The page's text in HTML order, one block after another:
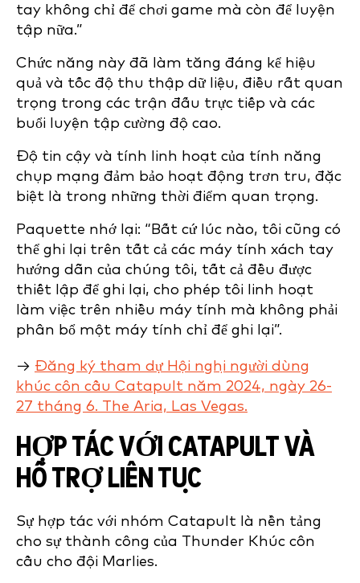
tay không chỉ để chơi game mà còn để luyện
tập nữa.”
Chức năng này đã làm tăng đáng kể hiệu
quả và tốc độ thu thập dữ liệu, điều rất quan
trọng trong các trận đấu trực tiếp và các
buổi luyện tập cường độ cao.
Độ tin cậy và tính linh hoạt của tính năng
chụp mạng đảm bảo hoạt động trơn tru, đặc
biệt là trong những thời điểm quan trọng.
Paquette nhớ lại: “Bất cứ lúc nào, tôi cũng có
thể ghi lại trên tất cả các máy tính xách tay
hướng dẫn của chúng tôi, tất cả đều được
thiết lập để ghi lại, cho phép tôi linh hoạt
làm việc trên nhiều máy tính mà không phải
phân bổ một máy tính chỉ để ghi lại”.
→ Đăng ký tham dự Hội nghị người dùng
khúc côn cầu Catapult năm 2024, ngày 26-
27 tháng 6. The Aria, Las Vegas.
HỢP TÁC VỚI CATAPULT VÀ
HỖ TRỢ LIÊN TỤC
Sự hợp tác với nhóm Catapult là nền tảng
cho sự thành công của Thunder Khúc côn
cầu cho đội Marlies.